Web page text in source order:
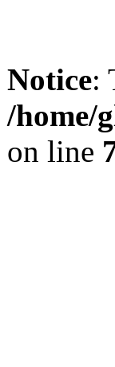
Notice:
/home/
on line